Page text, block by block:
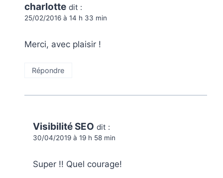
charlotte dit :
25/02/2016 à 14 h 33 min
Merci, avec plaisir !
Répondre
Visibilité SEO dit :
30/04/2019 à 19 h 58 min
Super !! Quel courage!